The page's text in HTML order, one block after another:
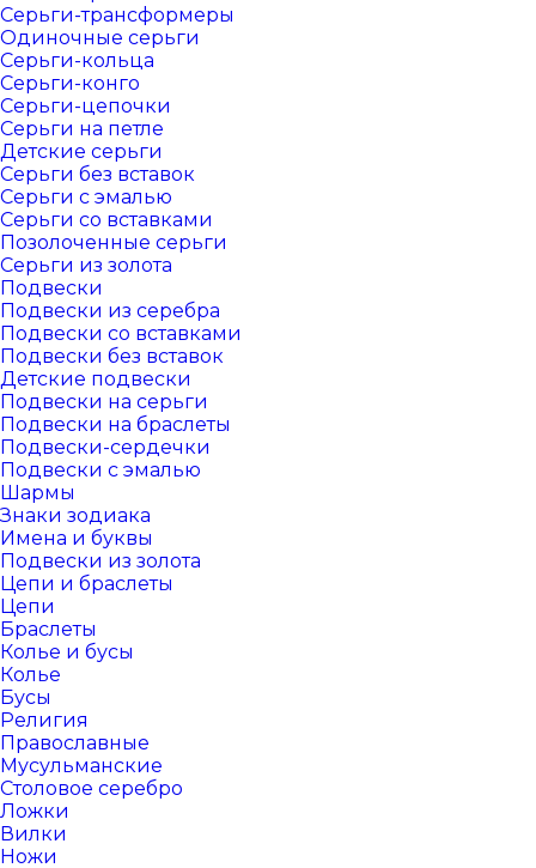
Серьги-трансформеры
Одиночные серьги
Серьги-кольца
Серьги-конго
Серьги-цепочки
Серьги на петле
Детские серьги
Серьги без вставок
Серьги с эмалью
Серьги со вставками
Позолоченные серьги
Серьги из золота
Подвески
Подвески из серебра
Подвески со вставками
Подвески без вставок
Детские подвески
Подвески на серьги
Подвески на браслеты
Подвески-сердечки
Подвески с эмалью
Шармы
Знаки зодиака
Имена и буквы
Подвески из золота
Цепи и браслеты
Цепи
Браслеты
Колье и бусы
Колье
Бусы
Религия
Православные
Мусульманские
Столовое серебро
Ложки
Вилки
Ножи